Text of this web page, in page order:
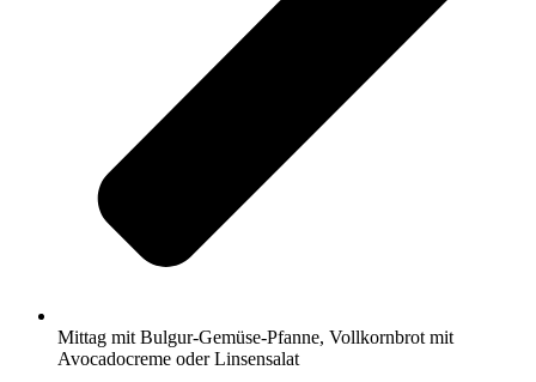
Mittag mit Bulgur-Gemüse-Pfanne, Vollkornbrot mit
Avocadocreme oder Linsensalat